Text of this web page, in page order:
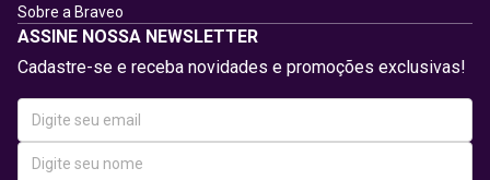
Sobre a Braveo
ASSINE NOSSA NEWSLETTER
Cadastre-se e receba novidades e promoções exclusivas!